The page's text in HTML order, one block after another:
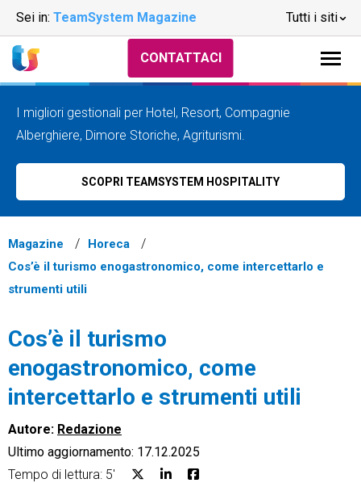
Sei in: TeamSystem Magazine Tutti i siti
CONTATTACI
I migliori gestionali per Hotel, Resort, Compagnie
Alberghiere, Dimore Storiche, Agriturismi.
SCOPRI TEAMSYSTEM HOSPITALITY
Magazine
Horeca
Cos’è il turismo enogastronomico, come intercettarlo e
strumenti utili
Cos’è il turismo
enogastronomico, come
intercettarlo e strumenti utili
Autore: Redazione
Ultimo aggiornamento: 17.12.2025
Tempo di lettura: 5'